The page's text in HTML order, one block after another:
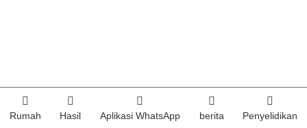
Rumah Hasil Aplikasi WhatsApp berita Penyelidikan